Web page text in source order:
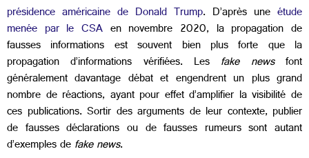
présidence américaine de Donald Trump. D’après une étude
menée par le CSA en novembre 2020, la propagation de
fausses informations est souvent bien plus forte que la
propagation d’informations vérifiées. Les fake newsfont
généralement davantage débat et engendrent un plus grand
nombre de réactions, ayant pour effet d’amplifier la visibilité de
ces publications. Sortir des arguments de leur contexte, publier
de fausses déclarations ou de fausses rumeurs sont autant
d’exemples defake news.